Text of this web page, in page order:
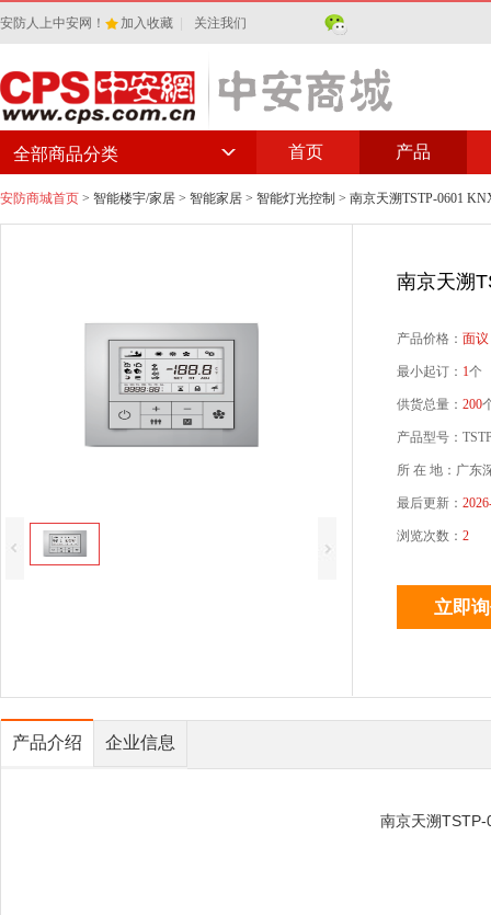
安防人上中安网！ 加入收藏 关注我们
首页 产品
全部商品分类
安防商城首页 > 智能楼宇/家居 > 智能家居 > 智能灯光控制 > 南京天溯TSTP-0601
南京天溯
产品价格： 面议
最小起订： 1个
供货总量： 200
产品型号：
所 在 地：广东
最后更新：
浏览次数： 2
产品介绍 企业信息
南京天溯